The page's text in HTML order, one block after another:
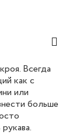
Всегда
как с
или
больше